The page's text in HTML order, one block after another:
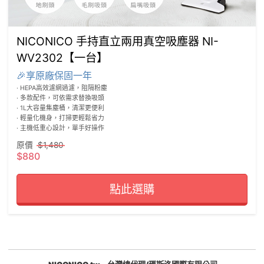
NICONICO 手持直立兩用真空吸塵器 NI-
WV2302【一台】
🎉享原廠保固一年
· HEPA高效濾網過濾，阻隔粉塵
· 多款配件，可依需求替換吸頭
· 1L大容量集塵桶，清潔更便利
· 輕量化機身，打掃更輕鬆省力
· 主機低重心設計，單手好操作
原價 $1,480
$880
點此選購